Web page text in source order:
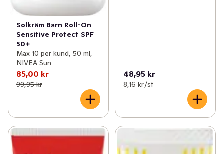
Solkräm Barn Roll-On
Sensitive Protect SPF
50+
Max 10 per kund, 50 ml,
NIVEA Sun
85,00 kr
99,95 kr
48,95 kr
8,16 kr /st